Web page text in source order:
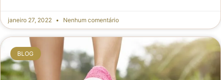
janeiro 27, 2022 Nenhum comentário
BLOG